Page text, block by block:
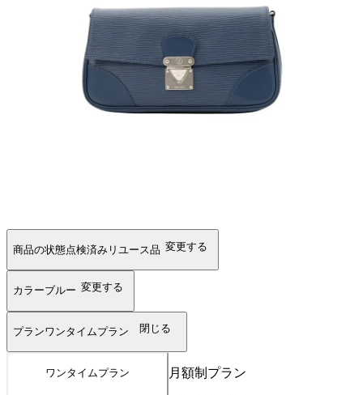
商品の状態点検済みリユース品 変更する
カラーブルー 変更する
プランワンタイムプラン 閉じる
ワンタイムプラン 月額制プラン